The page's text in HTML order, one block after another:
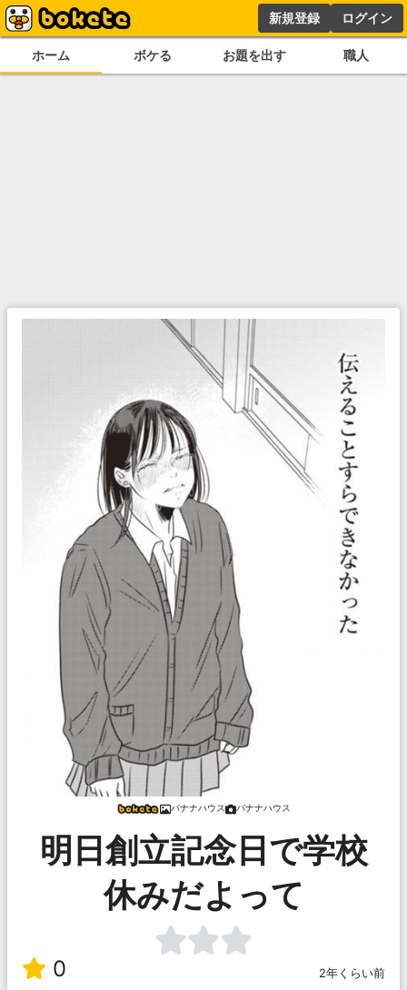
新規登録 ログイン
ホーム ボケる お題を出す 職人
バナナハウス バナナハウス
明日創立記念日で学校
休みだよって
0 2年くらい前